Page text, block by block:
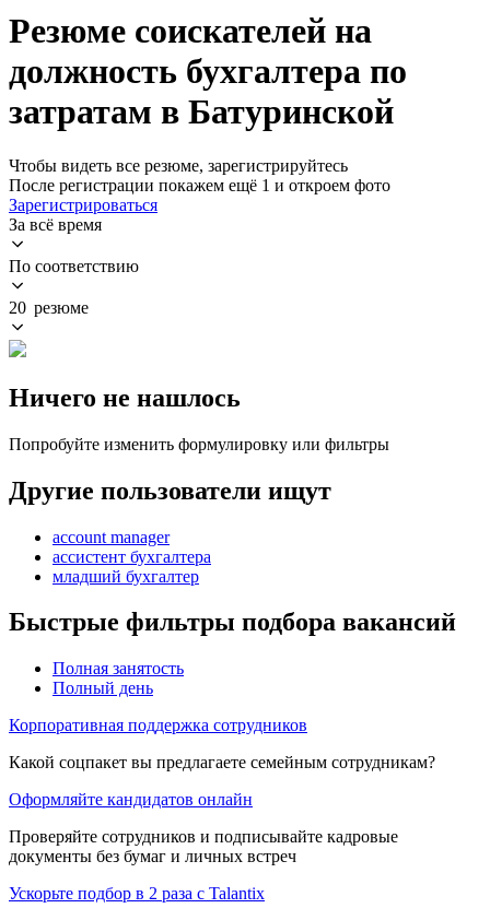
Резюме соискателей на
должность бухгалтера по
затратам в Батуринской
Чтобы видеть все резюме, зарегистрируйтесь
После регистрации покажем ещё 1 и откроем фото
Зарегистрироваться
За всё время
По соответствию
20 резюме
Ничего не нашлось
Попробуйте изменить формулировку или фильтры
Другие пользователи ищут
account manager
ассистент бухгалтера
младший бухгалтер
Быстрые фильтры подбора вакансий
Полная занятость
Полный день
Корпоративная поддержка сотрудников
Какой соцпакет вы предлагаете семейным сотрудникам?
Оформляйте кандидатов онлайн
Проверяйте сотрудников и подписывайте кадровые
документы без бумаг и личных встреч
Ускорьте подбор в 2 раза с Talantix